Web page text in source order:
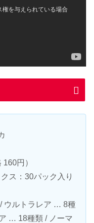
円）
ス：30パック入り
ウルトラレア … 8種
… 18種類 / ノーマ